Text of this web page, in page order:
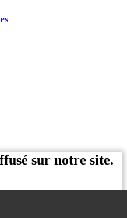
sur notre site.